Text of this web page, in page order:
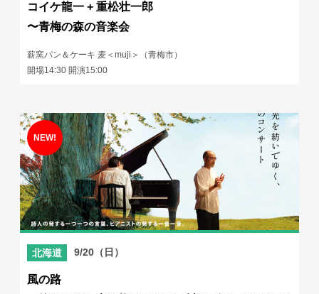
コイケ龍一 + 重松壮一郎
〜青梅の森の音楽会
薪窯パン＆ケーキ 麦＜muji＞（青梅市）
開場14:30 開演15:00
北海道 9/20（日）
風の路